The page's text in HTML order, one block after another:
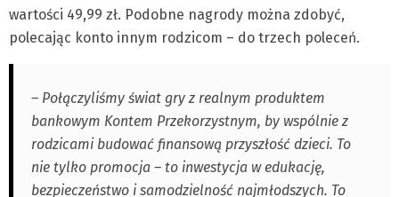
wartości 49,99 zł. Podobne nagrody można zdobyć,
polecając konto innym rodzicom – do trzech poleceń.
– Połączyliśmy świat gry z realnym produktem
bankowym Kontem Przekorzystnym, by wspólnie z
rodzicami budować finansową przyszłość dzieci. To
nie tylko promocja – to inwestycja w edukację,
bezpieczeństwo i samodzielność najmłodszych. To